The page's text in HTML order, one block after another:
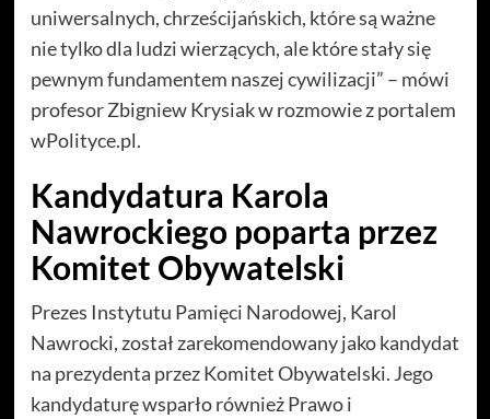
uniwersalnych, chrześcijańskich, które są ważne
nie tylko dla ludzi wierzących, ale które stały się
pewnym fundamentem naszej cywilizacji” – mówi
profesor Zbigniew Krysiak w rozmowie z portalem
wPolityce.pl.
Kandydatura Karola
Nawrockiego poparta przez
Komitet Obywatelski
Prezes Instytutu Pamięci Narodowej, Karol
Nawrocki, został zarekomendowany jako kandydat
na prezydenta przez Komitet Obywatelski. Jego
kandydaturę wsparło również Prawo i